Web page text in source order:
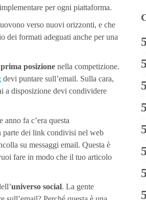
per ogni piattaforma.
verso nuovi orizzonti, e che
dei formati adeguati anche per una
prima posizione nella competizione.
devi puntare sull’email. Sulla cara,
a disposizione devi condividere
anno fa c’era questa
parte dei link condivisi nel web
su messaggi email. Questa è
fare in modo che il tuo articolo
universo social. La gente